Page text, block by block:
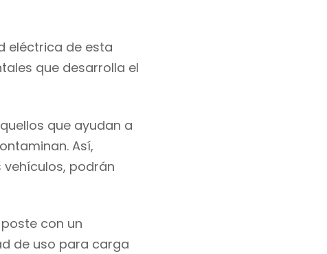
eléctrica de esta
que desarrolla el
queayudan a
. Así,
vehículos, podrán
con un
de uso para carga